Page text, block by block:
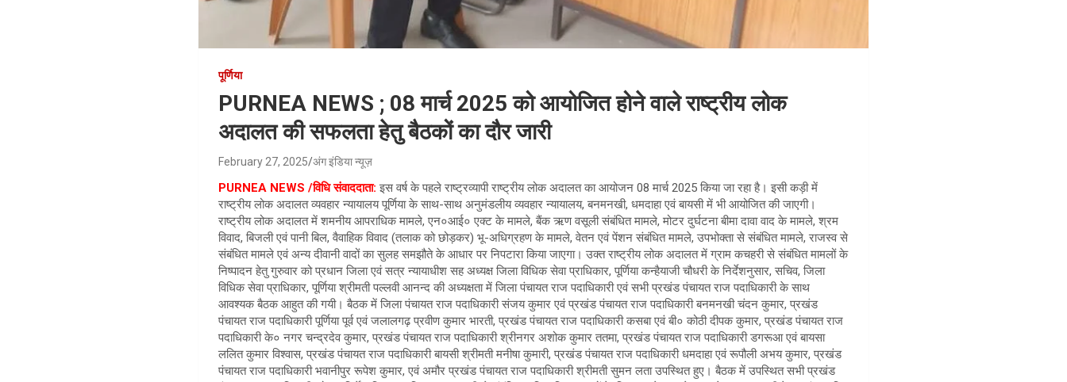
पूर्णिया
PURNEA NEWS ; 08 मार्च 2025 को आयोजित होने वाले राष्ट्रीय लोक
अदालत की सफलता हेतु बैठकों का दौर जारी
February 27, 2025 अंग इंडिया न्यूज़
PURNEA NEWS /विधि संवाददाता: इस वर्ष के पहले राष्ट्रव्यापी राष्ट्रीय लोक अदालत का आयोजन 08 मार्च 2025 किया जा रहा है। इसी कड़ी में
राष्ट्रीय लोक अदालत व्यवहार न्यायालय पूर्णिया के साथ-साथ अनुमंडलीय व्यवहार न्यायालय, बनमनखी, धमदाहा एवं बायसी में भी आयोजित की जाएगी।
राष्ट्रीय लोक अदालत में शमनीय आपराधिक मामले, एन०आई० एक्ट के मामले, बैंक ऋण वसूली संबंधित मामले, मोटर दुर्घटना बीमा दावा वाद के मामले, श्रम
विवाद, बिजली एवं पानी बिल, वैवाहिक विवाद (तलाक को छोड़कर) भू-अधिग्रहण के मामले, वेतन एवं पेंशन संबंधित मामले, उपभोक्ता से संबंधित मामले, राजस्व से
संबंधित मामले एवं अन्य दीवानी वादों का सुलह समझौते के आधार पर निपटारा किया जाएगा। उक्त राष्ट्रीय लोक अदालत में ग्राम कचहरी से संबंधित मामलों के
निष्पादन हेतु गुरुवार को प्रधान जिला एवं सत्र न्यायाधीश सह अध्यक्ष जिला विधिक सेवा प्राधिकार, पूर्णिया कन्हैयाजी चौधरी के निर्देशनुसार, सचिव, जिला
विधिक सेवा प्राधिकार, पूर्णिया श्रीमती पल्लवी आनन्द की अध्यक्षता में जिला पंचायत राज पदाधिकारी एवं सभी प्रखंड पंचायत राज पदाधिकारी के साथ
आवश्यक बैठक आहुत की गयी। बैठक में जिला पंचायत राज पदाधिकारी संजय कुमार एवं प्रखंड पंचायत राज पदाधिकारी बनमनखी चंदन कुमार, प्रखंड
पंचायत राज पदाधिकारी पूर्णिया पूर्व एवं जलालगढ़ प्रवीण कुमार भारती, प्रखंड पंचायत राज पदाधिकारी कसबा एवं बी० कोठी दीपक कुमार, प्रखंड पंचायत राज
पदाधिकारी के० नगर चन्द्रदेव कुमार, प्रखंड पंचायत राज पदाधिकारी श्रीनगर अशोक कुमार ततमा, प्रखंड पंचायत राज पदाधिकारी डगरूआ एवं बायसा
ललित कुमार विश्वास, प्रखंड पंचायत राज पदाधिकारी बायसी श्रीमती मनीषा कुमारी, प्रखंड पंचायत राज पदाधिकारी धमदाहा एवं रूपौली अभय कुमार, प्रखंड
पंचायत राज पदाधिकारी भवानीपुर रूपेश कुमार, एवं अमौर प्रखंड पंचायत राज पदाधिकारी श्रीमती सुमन लता उपस्थित हुए। बैठक में उपस्थित सभी प्रखंड